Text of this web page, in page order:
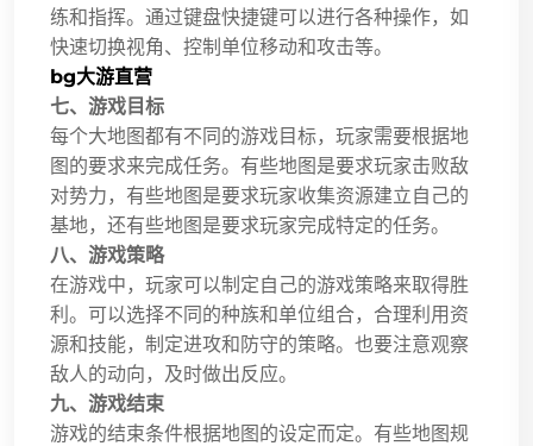
练和指挥。通过键盘快捷键可以进行各种操作，如
快速切换视角、控制单位移动和攻击等。
bg大游直营
七、游戏目标
每个大地图都有不同的游戏目标，玩家需要根据地
图的要求来完成任务。有些地图是要求玩家击败敌
对势力，有些地图是要求玩家收集资源建立自己的
基地，还有些地图是要求玩家完成特定的任务。
八、游戏策略
在游戏中，玩家可以制定自己的游戏策略来取得胜
利。可以选择不同的种族和单位组合，合理利用资
源和技能，制定进攻和防守的策略。也要注意观察
敌人的动向，及时做出反应。
九、游戏结束
游戏的结束条件根据地图的设定而定。有些地图规